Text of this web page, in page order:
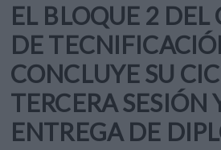
EL BLOQUE 2 DEL
DE
CONCLUYE SU
TERCERA SESIÓN
ENTREGA DE